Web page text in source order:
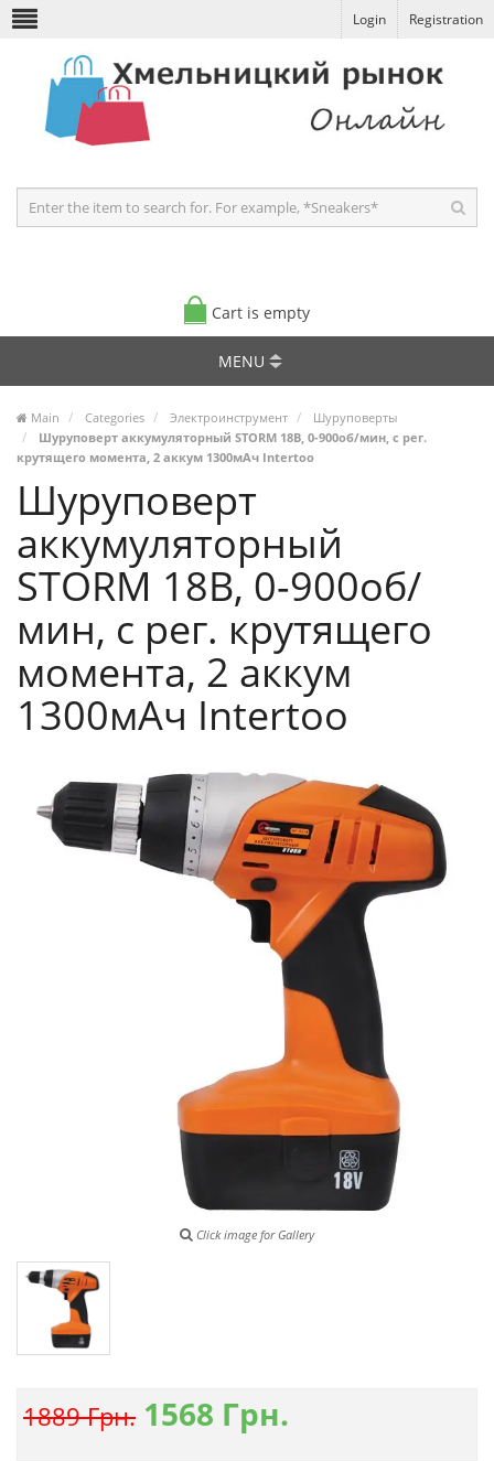
Login Registration
Cart is empty
MENU
Main Categories Электроинструмент
Шуруповерты
Шуруповерт аккумуляторный STORM 18В, 0-900об/мин, c рег.
крутящего момента, 2 аккум 1300мАч Intertoo
Шуруповерт
аккумуляторный
STORM 18В, 0-900об/
мин, c рег. крутящего
момента, 2 аккум
1300мАч Intertoo
Click image for Gallery
1889 Грн. 1568 Грн.